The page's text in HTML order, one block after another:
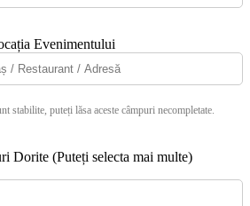
Evenimentului
stabilite, puteți lăsa aceste câmpuri necompletate.
Dorite (Puteți selecta mai multe)